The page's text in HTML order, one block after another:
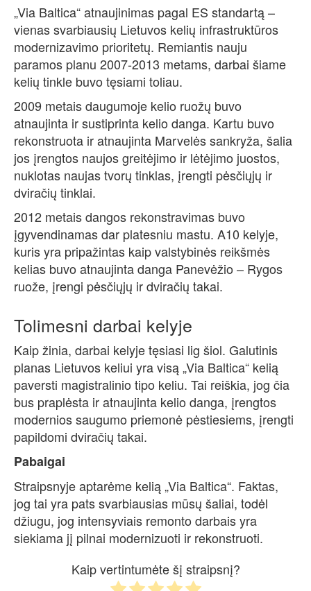
„Via Baltica“ atnaujinimas pagal ES standartą –
vienas svarbiausių Lietuvos kelių infrastruktūros
modernizavimo prioritetų. Remiantis nauju
paramos planu 2007-2013 metams, darbai šiame
kelių tinkle buvo tęsiami toliau.
2009 metais daugumoje kelio ruožų buvo
atnaujinta ir sustiprinta kelio danga. Kartu buvo
rekonstruota ir atnaujinta Marvelės sankryža, šalia
jos įrengtos naujos greitėjimo ir lėtėjimo juostos,
nuklotas naujas tvorų tinklas, įrengti pėsčiųjų ir
dviračių tinklai.
2012 metais dangos rekonstravimas buvo
įgyvendinamas dar platesniu mastu. A10 kelyje,
kuris yra pripažintas kaip valstybinės reikšmės
kelias buvo atnaujinta danga Panevėžio – Rygos
ruože, įrengi pėsčiųjų ir dviračių takai.
Tolimesni darbai kelyje
Kaip žinia, darbai kelyje tęsiasi lig šiol. Galutinis
planas Lietuvos keliui yra visą „Via Baltica“ kelią
paversti magistralinio tipo keliu. Tai reiškia, jog čia
bus praplėsta ir atnaujinta kelio danga, įrengtos
modernios saugumo priemonė pėstiesiems, įrengti
papildomi dviračių takai.
Pabaigai
Straipsnyje aptarėme kelią „Via Baltica“. Faktas,
jog tai yra pats svarbiausias mūsų šaliai, todėl
džiugu, jog intensyviais remonto darbais yra
siekiama jį pilnai modernizuoti ir rekonstruoti.
Kaip vertintumėte šį straipsnį?